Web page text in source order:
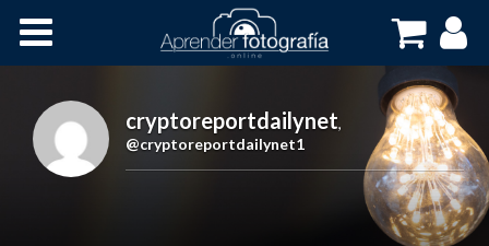
Cursos OnLine
cryptoreportdailynet,
@cryptoreportdailynet1